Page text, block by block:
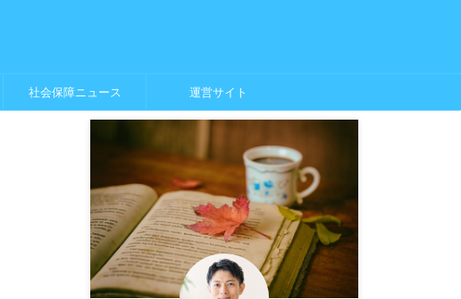
社会保障ニュース 運営サイト